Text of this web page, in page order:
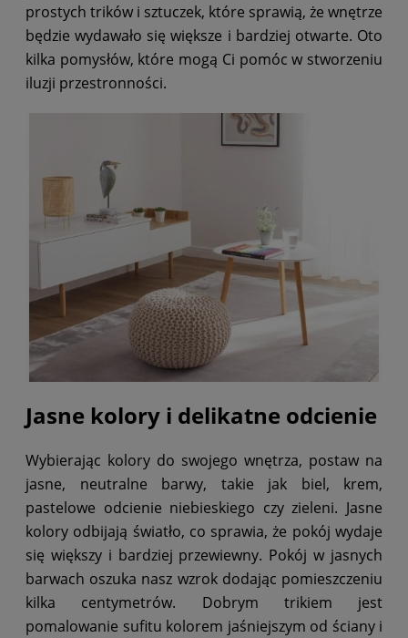
prostych trików i sztuczek, które sprawią, że wnętrze
będzie wydawało się większe i bardziej otwarte. Oto
kilka pomysłów, które mogą Ci pomóc w stworzeniu
iluzji przestronności.
Jasne kolory i delikatne odcienie
Wybierając kolory do swojego wnętrza, postaw na
jasne, neutralne barwy, takie jak biel, krem,
pastelowe odcienie niebieskiego czy zieleni. Jasne
kolory odbijają światło, co sprawia, że pokój wydaje
się większy i bardziej przewiewny. Pokój w jasnych
barwach oszuka nasz wzrok dodając pomieszczeniu
kilka centymetrów. Dobrym trikiem jest
pomalowanie sufitu kolorem jaśniejszym od ściany i